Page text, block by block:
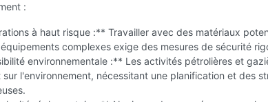
:
à haut risque :** Travailler avec des matériaux
complexes exige des mesures de sécurité
environnementale :** Les activités pétrolières et
sur l'environnement, nécessitant une planification et des